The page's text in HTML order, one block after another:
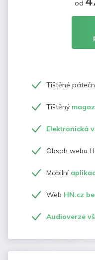
od
Tištěné
Tištěný
Elektronická
Obsah webu
Mobilní
Web HN.cz
Audioverze